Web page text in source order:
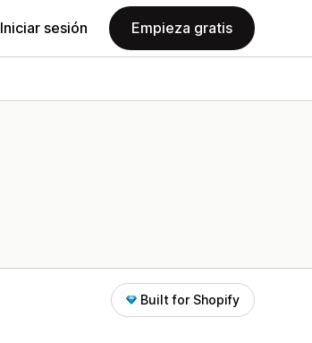
Iniciar sesión Empieza gratis
Built for Shopify